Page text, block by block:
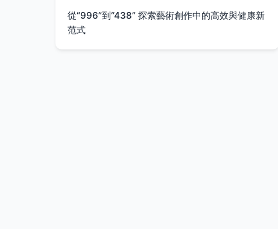
從“996”到“438” 探索藝術創作中的高效與健康新
范式